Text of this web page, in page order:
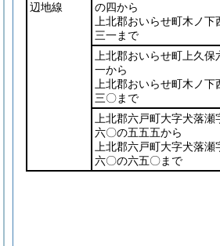
辺地線
の四から
上北郡おいらせ町木ノ下
三一まで
上北郡おいらせ町上久保
一から
上北郡おいらせ町木ノ下
三〇まで
上北郡六戸町大字犬落瀬
六〇の五五五から
上北郡六戸町大字犬落瀬
六〇の六五〇まで